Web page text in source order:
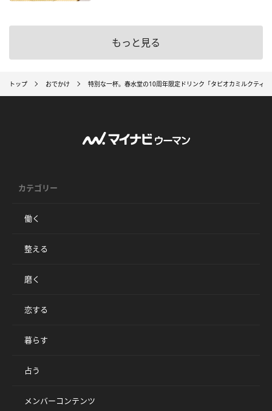
もっと見る
トップ おでかけ 特別な一杯。春水堂の10周年限定ドリンク「タピオカミルクティ
カテゴリー
働く
整える
磨く
恋する
暮らす
占う
メンバーコンテンツ